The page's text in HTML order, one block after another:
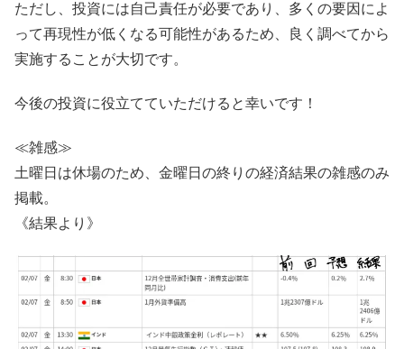
ただし、投資には自己責任が必要であり、多くの要因によ
って再現性が低くなる可能性があるため、良く調べてから
実施することが大切です。
今後の投資に役立てていただけると幸いです！
≪雑感≫
土曜日は休場のため、金曜日の終りの経済結果の雑感のみ
掲載。
《結果より》